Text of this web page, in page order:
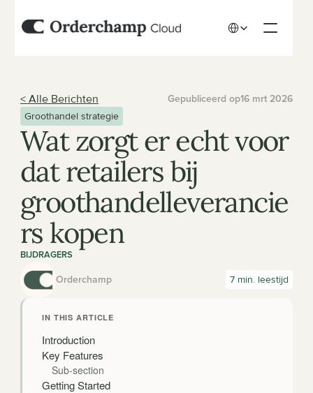
< Alle Berichten Gepubliceerd op16 mrt 2026
Groothandel strategie
Wat zorgt er echt voor
dat retailers bij
groothandelleverancie
rs kopen
BIJDRAGERS
Orderchamp 7 min. leestijd
IN THIS ARTICLE
Introduction
Key Features
Sub-section
Getting Started